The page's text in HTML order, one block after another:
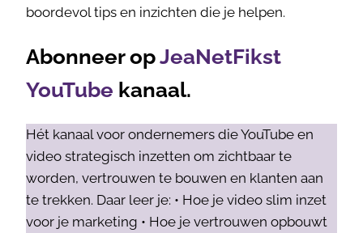
boordevol tips en inzichten die je helpen.
Abonneer opJeaNetFikst
YouTube kanaal.
Hét kanaal voor ondernemers die YouTube en
video strategisch inzetten om zichtbaar te
worden, vertrouwen te bouwen en klanten aan
te trekken. Daar leer je: • Hoe je video slim inzet
voor je marketing • Hoe je vertrouwen opbouwt